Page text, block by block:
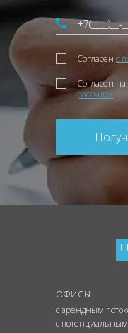
Согласен с
Согласен
рассылок
ОФИСЫ
с арендным
с